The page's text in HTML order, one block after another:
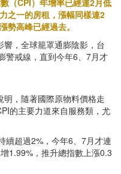
之一的房租，漲幅同樣連2
勢高峰已經過去。
，全球籠罩通膨陰影，台
警戒線，直到今年6、7月才
，隨著國際原物料價格走
的主要力道來自服務類，尤
續超過2%，今年6、7月才連
1.99%，推升總指數上漲0.3